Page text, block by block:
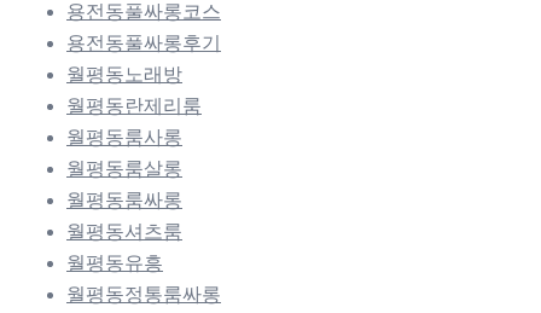
용전동풀싸롱코스
용전동풀싸롱후기
월평동노래방
월평동란제리룸
월평동룸사롱
월평동룸살롱
월평동룸싸롱
월평동셔츠룸
월평동유흥
월평동정통룸싸롱